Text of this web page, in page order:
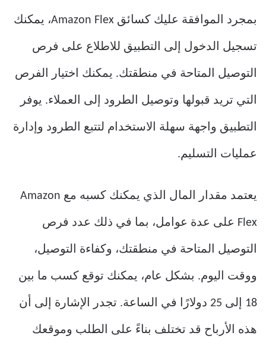
بمجرد الموافقة عليك كسائق Amazon Flex، يمكنك
تسجيل الدخول إلى التطبيق للاطلاع على فرص
التوصيل المتاحة في منطقتك. يمكنك اختيار الفرص
التي تريد قبولها وتوصيل الطرود إلى العملاء. يوفر
التطبيق واجهة سهلة الاستخدام لتتبع الطرود وإدارة
عمليات التسليم.
يعتمد مقدار المال الذي يمكنك كسبه مع Amazon
Flex على عدة عوامل، بما في ذلك عدد فرص
التوصيل المتاحة في منطقتك، وكفاءة التوصيل،
ووقت اليوم. بشكل عام، يمكنك توقع كسب ما بين
18 إلى 25 دولارًا في الساعة. تجدر الإشارة إلى أن
هذه الأرباح قد تختلف بناءً على الطلب وموقعك